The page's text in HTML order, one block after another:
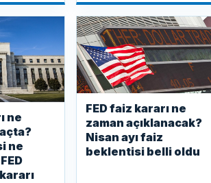
ne
ne
FED faiz kararı ne
zaman açıklanacak?
Nisan ayı faiz
beklentisi belli oldu